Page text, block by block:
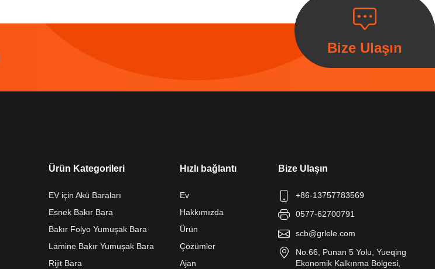
Bize Ulaşın
Ürün Kategorileri
EV için Akü Baraları
Esnek Bakır Bara
Bakır Folyo Yumuşak Bara
Lamine Bakır Yumuşak Bara
Rijit Bara
Hızlı bağlantı
Ev
Hakkımızda
Ürün
Çözümler
Ajan
Bize Ulaşın
+86-13757783569
0577-62700791
scb@grlele.com
No.66, Punan 5 Yolu, Yueqing
Ekonomik Kalkınma Bölgesi,